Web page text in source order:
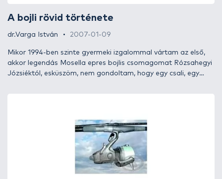
A bojli rövid története
dr.Varga István 2007-01-09
Mikor 1994-ben szinte gyermeki izgalommal vártam az első,
akkor legendás Mosella epres bojlis csomagomat Rózsahegyi
Józsiéktól, esküszöm, nem gondoltam, hogy egy csali, egy